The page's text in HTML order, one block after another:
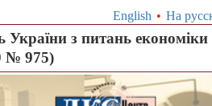
English • На
з питань економіки
№ 975)